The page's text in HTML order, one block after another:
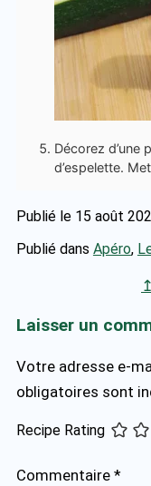
Décorez d’une
d’espelette.
Publié le 15 août
Publié dans Apéro,
Laisser un
Votre adresse e-
obligatoires sont
Recipe Rating
Commentaire *